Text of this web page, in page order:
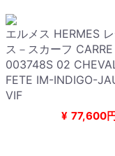
エルメス HERMES
ス－スカーフ
003748S 02
FETE IM-INDIGO-
VIF
¥ 77,600円